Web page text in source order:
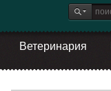
Ветеринария